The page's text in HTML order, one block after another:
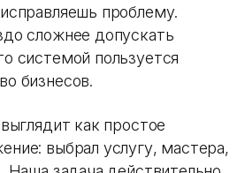
проблему.
сложнее допускать
системой пользуется
бизнесов.
как простое
выбрал услугу, мастера,